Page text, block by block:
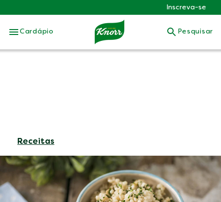
Skip to:
Inscreva-se
Cardápio Pesquisar
Receitas